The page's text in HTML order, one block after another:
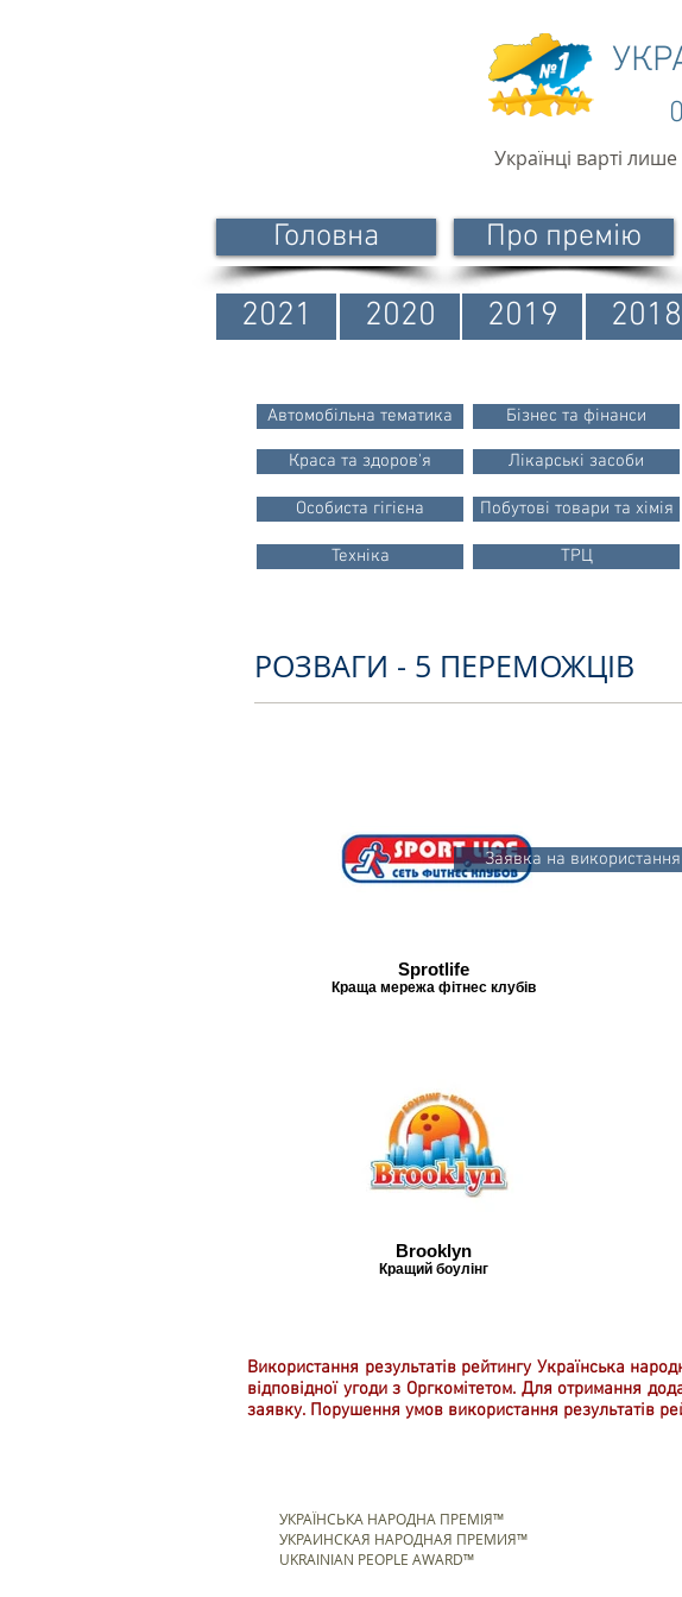
Українці варті
Головна Про премію
2021 2020 2019 2018
Автомобільна тематика Бізнес та фінанси
Краса та здоров'я Лікарські засоби
Особиста гігієна Побутові товари та хімія
Техніка ТРЦ
РОЗВАГИ - 5 ПЕРЕМОЖЦІВ
Sprotlife
Краща мережа фітнес клубів
Brooklyn
Кращий боулінг
Заявка на
Використання результатів рейтингу Українська
відповідної угоди з Оргкомітетом. Для отримання
заявку. Порушення умов використання результатів
УКРАЇНСЬКА НАРОДНА ПРЕМІЯ™
УКРАИНСКАЯ НАРОДНАЯ ПРЕМИЯ™
UKRAINIAN PEOPLE AWARD™